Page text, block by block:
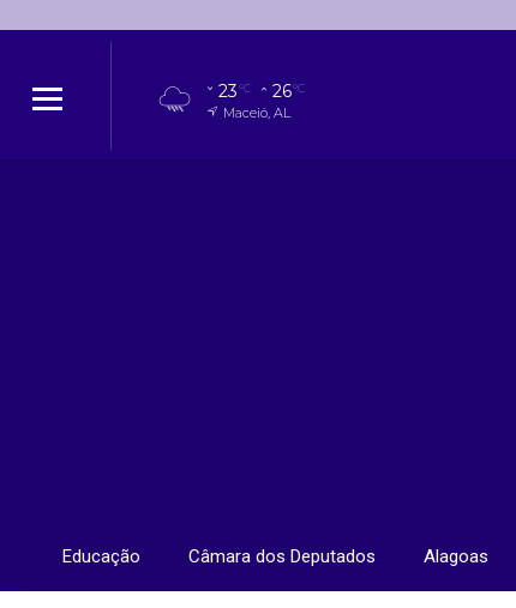
23°C 26°C
Maceió, AL
Educação Câmara dos Deputados Alagoas